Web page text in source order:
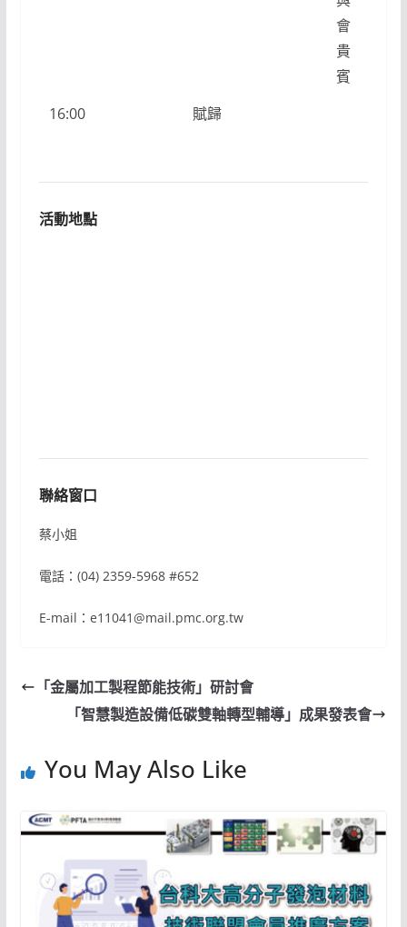
會
貴
賓
16:00
賦歸
活動地點
聯絡窗口
蔡小姐
電話：(04) 2359-5968 #652
E-mail：e11041@mail.pmc.org.tw
「金屬加工製程節能技術」研討會
「智慧製造設備低碳雙軸轉型輔導」成果發表會
You May Also Like